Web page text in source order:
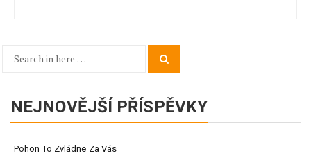
Search
NEJNOVĚJŠÍ PŘÍSPĚVKY
Pohon To Zvládne Za Vás